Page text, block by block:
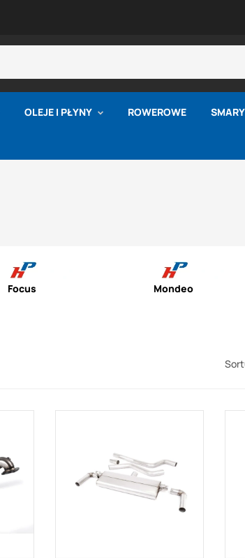
OLEJE I PŁYNY ROWEROWE SMARY
Focus Mondeo